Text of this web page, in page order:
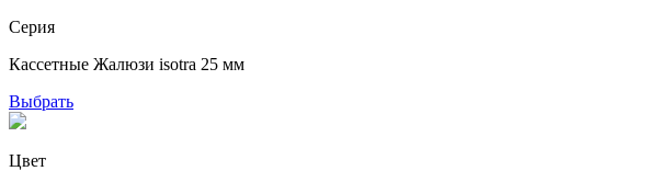
Серия
Кассетные Жалюзи isotra 25 мм
Выбрать
Цвет